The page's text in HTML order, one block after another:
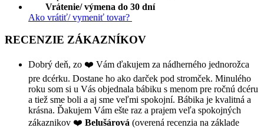
Vrátenie/ výmena do 30 dní
Ako vrátiť/ vymeniť tovar?
RECENZIE ZÁKAZNÍKOV
Dobrý deň, zo ❤️ Vám ďakujem za nádherného jednorožca
pre dcérku. Dostane ho ako darček pod stromček. Minulého
roku som si u Vás objednala bábiku s menom pre ročnú dcéru
a tiež sme boli a aj sme veľmi spokojní. Bábika je kvalitná a
krásna. Ďakujem Vám ešte raz a prajem veľa spokojných
zákaznikov ❤️ Belušárová (overená recenzia na základe